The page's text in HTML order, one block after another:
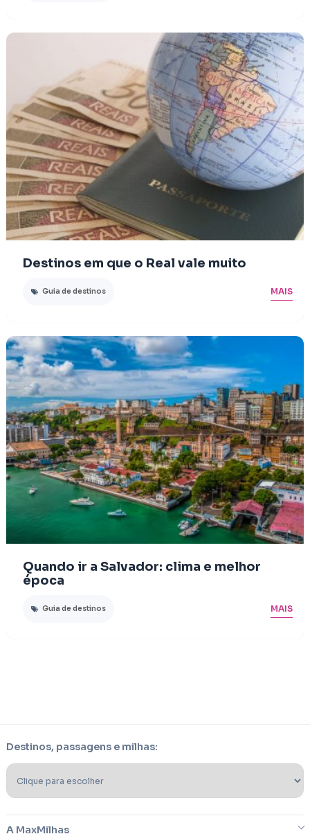
Destinos em que o Real vale muito
Guia de destinos MAIS
Quando ir a Salvador: clima e melhor
época
Guia de destinos MAIS
Destinos, passagens e milhas:
A MaxMilhas